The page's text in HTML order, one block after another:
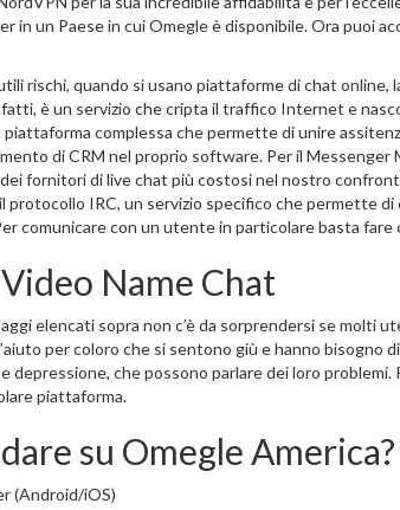
in un Paese in cui Omegle è disponibile. Ora puoi
rischi, quando si usano piattaforme di chat
è un servizio che cripta il traffico Internet e
complessa che permette di unire
di CRM nel proprio software. Per il Messenger
fornitori di live chat più costosi nel nostro
protocollo IRC, un servizio specifico che permette
comunicare con un utente in particolare basta fare
Name Chat
elencati sopra non c’è da sorprendersi se molti
per coloro che si sentono giù e hanno
depressione, che possono parlare dei loro
piattaforma.
su Omegle America?
(Android/iOS)